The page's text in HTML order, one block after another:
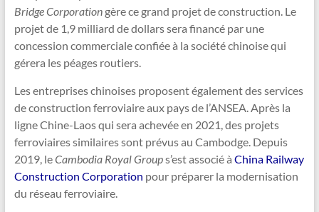
Bridge Corporationgère ce grand projet de construction. Le
projet de 1,9 milliard de dollars sera financé par une
concession commerciale confiée à la société chinoise qui
gérera les péages routiers.
Les entreprises chinoises proposent également des services
de construction ferroviaire aux pays de l’ANSEA. Après la
ligne Chine-Laos qui sera achevée en 2021, des projets
ferroviaires similaires sont prévus au Cambodge. Depuis
2019, leCambodia Royal Groups’est associé à China Railway
Construction Corporation pour préparer la modernisation
du réseau ferroviaire.